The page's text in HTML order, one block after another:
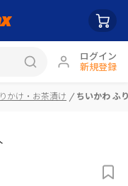
ログイン
新規登録
かけ・お茶漬け ちいかわ ふ